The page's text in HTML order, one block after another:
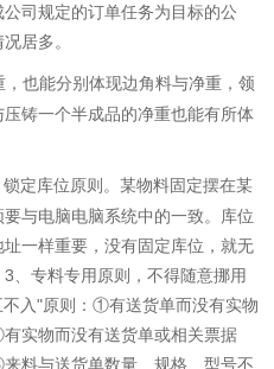
司规定的订单任务为目标的公
居多。
也能分别体现边角料与净重，领
铸一个半成品的净重也能有所体
定库位原则。某物料固定摆在某
与电脑电脑系统中的一致。库位
一样重要，没有固定库位，就无
、专料专用原则，不得随意挪用
入"原则：①有送货单而没有实物
实物而没有送货单或相关票据
料与送货单数量、规格、型号不